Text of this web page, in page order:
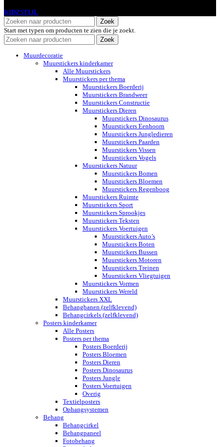
KIDZSTIJL
Zoek
Start met typen om producten te zien die je zoekt.
Zoek
Muurdecoratie
Muurstickers kinderkamer
Alle Muurstickers
Muurstickers per thema
Muurstickers Boerderij
Muurstickers Brandweer
Muurstickers Constructie
Muurstickers Dieren
Muurstickers Dinosaurus
Muurstickers Eenhoorn
Muurstickers Jungledieren
Muurstickers Paarden
Muurstickers Vissen
Muurstickers Vogels
Muurstickers Natuur
Muurstickers Bomen
Muurstickers Bloemen
Muurstickers Regenboog
Muurstickers Ruimte
Muurstickers Sport
Muurstickers Sprookjes
Muurstickers Teksten
Muurstickers Voertuigen
Muurstickers Auto’s
Muurstickers Boten
Muurstickers Bussen
Muurstickers Motoren
Muurstickers Treinen
Muurstickers Vliegtuigen
Muurstickers Vormen
Muurstickers Wereld
Muurstickers XXL
Behangbanen (zelfklevend)
Behangcirkels (zelfklevend)
Posters kinderkamer
Alle Posters
Posters per thema
Posters Boerderij
Posters Bloemen
Posters Dieren
Posters Dinosaurus
Posters Jungle
Posters Voertuigen
Overig
Textielposters
Ophangsystemen
Behang
Behangcirkel
Behangpaneel
Fotobehang